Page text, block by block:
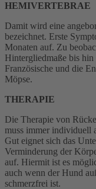
HEMIVERTEBRAE
Damit wird eine
bezeichnet. Erste
Monaten auf. Zu
Hintergliedmaße bis
Französische und die
Möpse.
THERAPIE
Die Therapie von
muss immer individuell
Gut eignet sich das
Verminderung der
auf. Hiermit ist es
auch wenn der Hund
schmerzfrei ist.